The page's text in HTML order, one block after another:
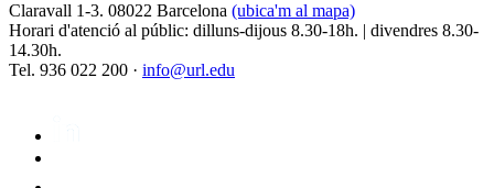
Claravall 1-3. 08022 Barcelona (ubica'm al mapa)
Horari d'atenció al públic: dilluns-dijous 8.30-18h. | divendres 8.30-
14.30h.
Tel. 936 022 200 · info@url.edu